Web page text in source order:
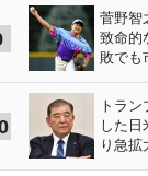
菅野智
致命的
敗でも
トラ
した日
り急